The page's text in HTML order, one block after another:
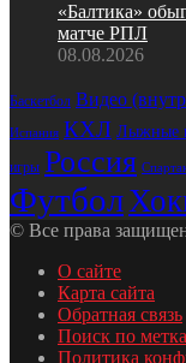
«Балтика»
матче РПЛ
08.08.2026
Баскетбол Видео
Испания КХЛ Лыжные
игры Россия
Футбол
© Все права
О сайте
Карта сайта
Обратная связь
Поиск по
Политика